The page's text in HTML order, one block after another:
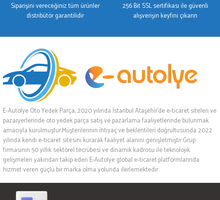
Siparişini vereceğiniz tüm ürünler
distribütör garantilidir
256 Bit SSL sertifikası ile güvenli
alışverişin keyfini çıkarın
E-Autolye Oto Yedek Parça, 2020 yılında İstanbul Ataşehir’de e-ticaret siteleri ve
pazaryerlerinde oto yedek parça satış ve pazarlama faaliyetlerinde bulunmak
amacıyla kurulmuştur.Müşterilerinin ihtiyaç ve beklentileri doğrultusunda 2022
yılında kendi e-ticaret sitesini kurarak faaliyet alanını genişletmiştir.Grup
firmasının 50 yıllık sektörel tecrübesi ve dinamik kadrosu ile teknolojik
gelişmeleri yakından takip eden E-Autolye global e-ticaret platformlarında
hizmet veren güçlü bir marka olma yolunda ilerlemektedir.